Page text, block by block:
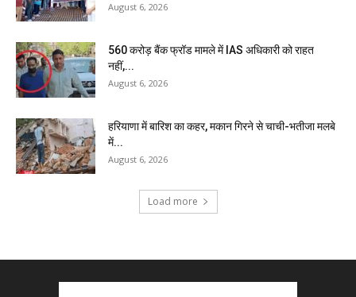
August 6, 2026
₹560 करोड़ बैंक फ्रॉड मामले में IAS अधिकारी को राहत
नहीं,...
August 6, 2026
हरियाणा में बारिश का कहर, मकान गिरने से चाची-भतीजा मलबे
में...
August 6, 2026
Load more